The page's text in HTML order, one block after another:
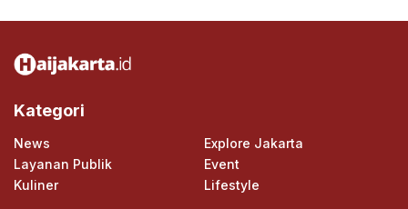
Kategori
News
Explore Jakarta
Layanan Publik
Event
Kuliner
Lifestyle